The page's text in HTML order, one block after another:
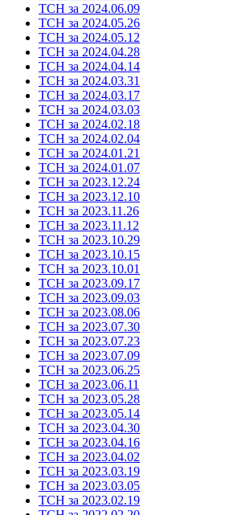
ТСН за 2024.06.09
ТСН за 2024.05.26
ТСН за 2024.05.12
ТСН за 2024.04.28
ТСН за 2024.04.14
ТСН за 2024.03.31
ТСН за 2024.03.17
ТСН за 2024.03.03
ТСН за 2024.02.18
ТСН за 2024.02.04
ТСН за 2024.01.21
ТСН за 2024.01.07
ТСН за 2023.12.24
ТСН за 2023.12.10
ТСН за 2023.11.26
ТСН за 2023.11.12
ТСН за 2023.10.29
ТСН за 2023.10.15
ТСН за 2023.10.01
ТСН за 2023.09.17
ТСН за 2023.09.03
ТСН за 2023.08.06
ТСН за 2023.07.30
ТСН за 2023.07.23
ТСН за 2023.07.09
ТСН за 2023.06.25
ТСН за 2023.06.11
ТСН за 2023.05.28
ТСН за 2023.05.14
ТСН за 2023.04.30
ТСН за 2023.04.16
ТСН за 2023.04.02
ТСН за 2023.03.19
ТСН за 2023.03.05
ТСН за 2023.02.19